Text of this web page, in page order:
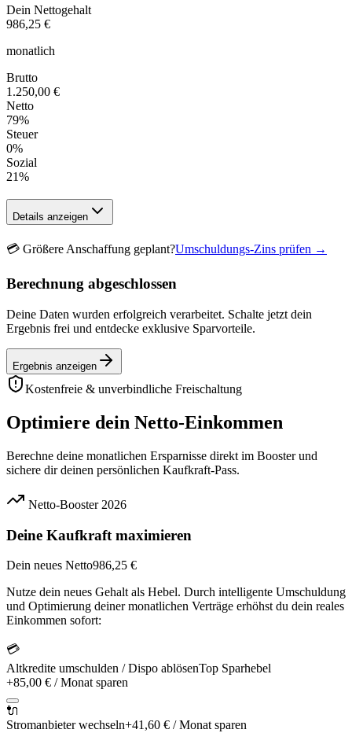
Dein Nettogehalt
986,25 €
monatlich
Brutto
1.250,00 €
Netto
79%
Steuer
0%
Sozial
21%
Details anzeigen
💳 Größere Anschaffung geplant?Umschuldungs-Zins prüfen →
Berechnung abgeschlossen
Deine Daten wurden erfolgreich verarbeitet. Schalte jetzt dein
Ergebnis frei und entdecke exklusive Sparvorteile.
Ergebnis anzeigen
Kostenfreie & unverbindliche Freischaltung
Optimiere dein Netto-Einkommen
Berechne deine monatlichen Ersparnisse direkt im Booster und
sichere dir deinen persönlichen Kaufkraft-Pass.
Netto-Booster 2026
Deine Kaufkraft maximieren
Dein neues Netto986,25 €
Nutze dein neues Gehalt als Hebel. Durch intelligente Umschuldung
und Optimierung deiner monatlichen Verträge erhöhst du dein reales
Einkommen sofort:
💳
Altkredite umschulden / Dispo ablösenTop Sparhebel
+85,00 € / Monat sparen
🔌
Stromanbieter wechseln+41,60 € / Monat sparen